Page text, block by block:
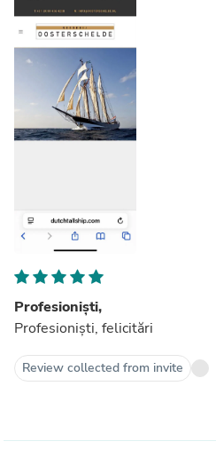
Profesioniști,
Profesioniști, felicitări
Review collected from invite